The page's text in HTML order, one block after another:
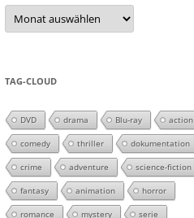
Review-
Archiv
TAG-CLOUD
DVD drama Blu-ray action
comedy thriller dokumentation
crime adventure science-fiction
fantasy animation horror
romance mystery serie